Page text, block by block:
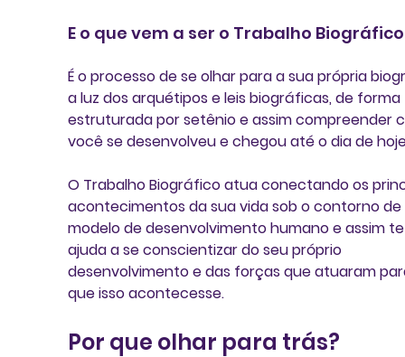
E o que vem a ser o Trabalho
É o processo de se olhar para a sua própria
a luz dos arquétipos e leis biográficas, de forma
estruturada por setênio e assim compreender
você se desenvolveu e chegou até o dia de
O Trabalho Biográfico atua conectando os
acontecimentos da sua vida sob o contorno
modelo de desenvolvimento humano e assim
ajuda a se conscientizar do seu próprio
desenvolvimento e das forças que atuaram
que isso acontecesse.
Por que olhar para trás?